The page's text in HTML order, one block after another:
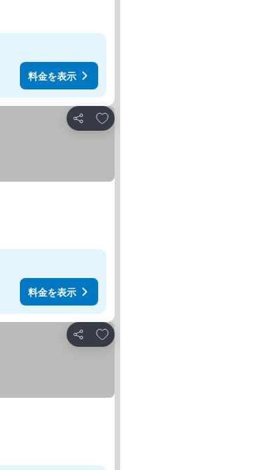
料金を表示
シェア
お気に入りに追加
料金を表示
シェア
お気に入りに追加